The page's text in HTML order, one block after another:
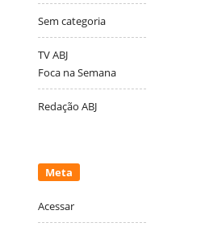
Sem categoria
TV ABJ
Foca na Semana
Redação ABJ
Meta
Acessar